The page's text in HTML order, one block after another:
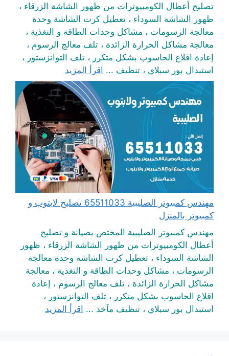
تصليح أعطال الكومبيوترات من ظهور الشاشة الزرقاء ،
ظهور الشاشة السوداء ، تعطيل كرت الشاشة وحدة
معالجة الرسومات ، مشاكل وحدات الطاقة و التغذية ،
معالجة مشاكل الحرارة الزائدة ، تلف معالج الرسوم ،
إعادة اقلاع الحاسوب بشكل متكرر ، تلف التوانزستور ،
استبدال بور سبلاي ، تنظيف ... اقرأ المزيد
مهندس كمبيوتر الصليبية 65511033 تصليح لابتوب و
كمبيوتر بالمنزل
مهندس كمبيوتر الصليبية المختص بصيانة و تصليح
أعطال الكومبيوترات من ظهور الشاشة الزرقاء ، ظهور
الشاشة السوداء ، تعطيل كرت الشاشة وحدة معالجة
الرسومات ، مشاكل وحدات الطاقة و التغذية ، معالجة
مشاكل الحرارة الزائدة ، تلف معالج الرسوم ، إعادة
اقلاع الحاسوب بشكل متكرر ، تلف التوانزستور ،
استبدال بور سبلاي ، تنظيف مآخذ ... اقرأ المزيد